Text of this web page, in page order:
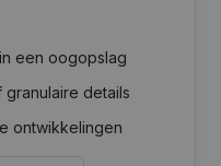
een oogopslag
details
ontwikkelingen